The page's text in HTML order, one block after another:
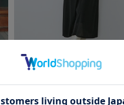
DOUX ARCHIVES
シアーカットソーワンピース